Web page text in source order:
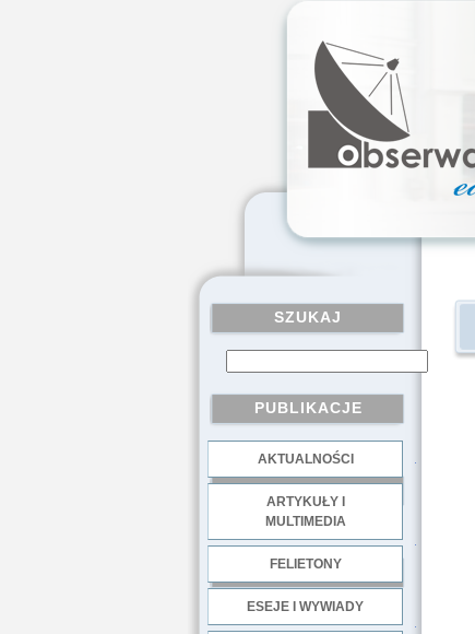
SZUKAJ
PUBLIKACJE
AKTUALNOŚCI
ARTYKUŁY I
MULTIMEDIA
FELIETONY
ESEJE I WYWIADY